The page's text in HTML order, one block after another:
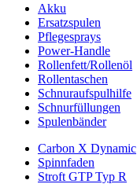
Akku
Ersatzspulen
Pflegesprays
Power-Handle
Rollenfett/Rollenöl
Rollentaschen
Schnuraufspulhilfe
Schnurfüllungen
Spulenbänder
Carbon X Dynamic
Spinnfaden
Stroft GTP Typ R